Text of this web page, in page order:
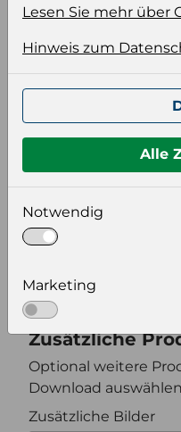
Ihre Produktdatei
Sprache
wählen Sie eine
Zusätzliche
Optional weitere
Download auswählen
Zusätzliche Bilder
Lesen Sie mehr über
Hinweis zum
Alle
Notwendig
Marketing